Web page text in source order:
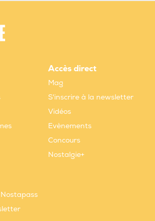
Accès direct
Mag
S'inscrire à la newsletter
Vidéos
Evènements
Concours
Nostalgie+